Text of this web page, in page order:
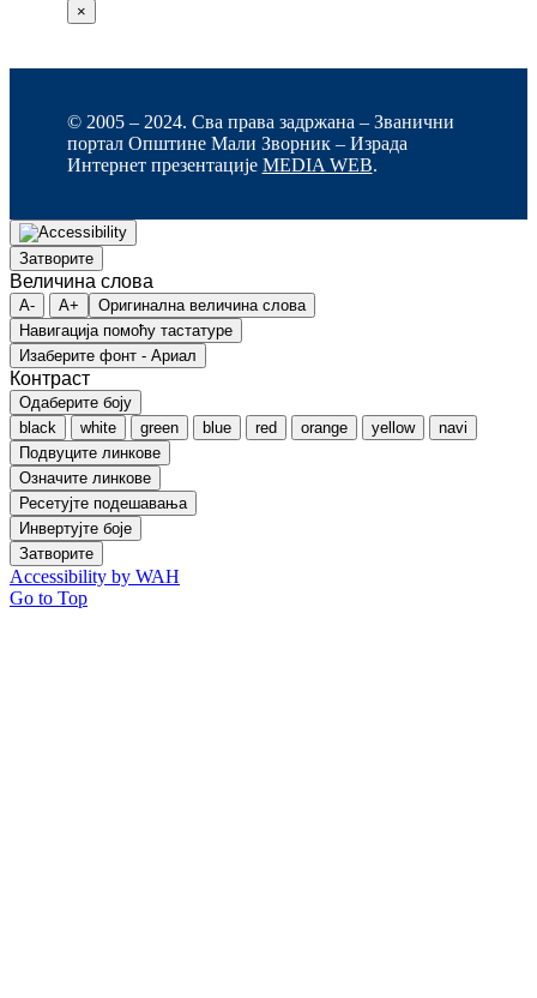
×
© 2005 – 2024. Сва права задржана – Званични
портал Општине Мали Зворник – Израда
Интернет презентације MEDIA WEB.
Затворите
Величина слова
A- A+
Оригинална величина слова
Навигација помоћу тастатуре
Изаберите фонт - Ариал
Контраст
Одаберите боју
black
white green blue red orange yellow
navi
Подвуците линкове
Означите линкове
Ресетујте подешавања
Инвертујте боје
Затворите
Accessibility by WAH
Go to Top